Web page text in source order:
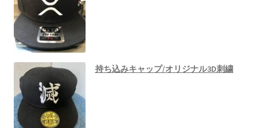
持ち込みキャップ/オリジナル3D刺繍